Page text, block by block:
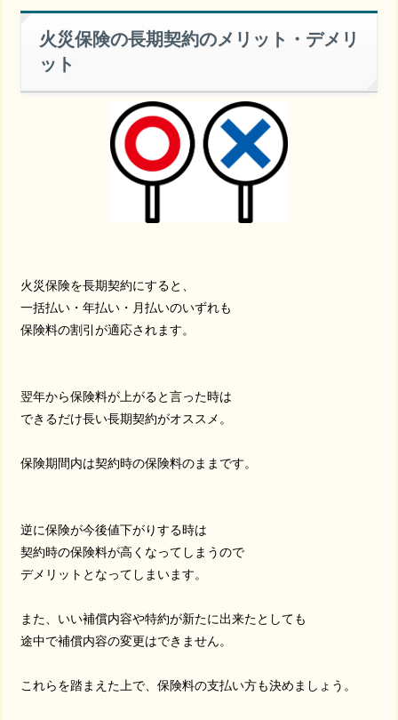
火災保険の長期契約のメリット・デメリ
ット
火災保険を長期契約にすると、
一括払い・年払い・月払いのいずれも
保険料の割引が適応されます。
翌年から保険料が上がると言った時は
できるだけ長い長期契約がオススメ。
保険期間内は契約時の保険料のままです。
逆に保険が今後値下がりする時は
契約時の保険料が高くなってしまうので
デメリットとなってしまいます。
また、いい補償内容や特約が新たに出来たとしても
途中で補償内容の変更はできません。
これらを踏まえた上で、保険料の支払い方も決めましょう。